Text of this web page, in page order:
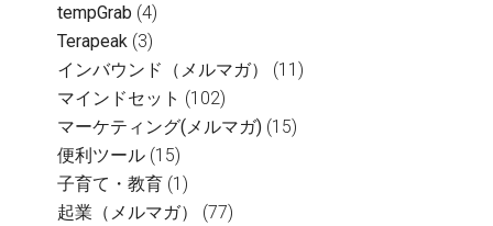
tempGrab (4)
Terapeak (3)
インバウンド（メルマガ）
(11)
マインドセット (102)
マーケティング(メルマガ) (15)
便利ツール (15)
子育て・教育 (1)
起業（メルマガ）
(77)